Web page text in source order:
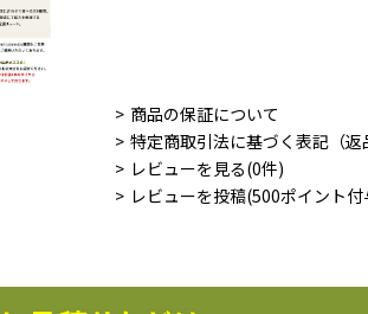
商品の保証について
特定商取引法に基づく表記（返
レビューを見る(0件)
レビューを投稿(500ポイント付